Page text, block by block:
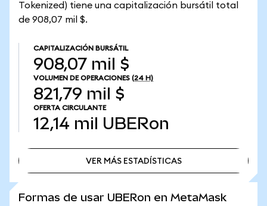
Tokenized) tiene una capitalización bursátil total
de 908,07 mil $.
CAPITALIZACIÓN BURSÁTIL
908,07 mil $
VOLUMEN DE OPERACIONES (24 H)
821,79 mil $
OFERTA CIRCULANTE
12,14 mil UBERon
VER MÁS ESTADÍSTICAS
Formas de usar UBERon en MetaMask